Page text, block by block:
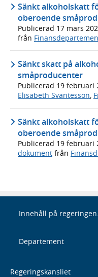
Sänkt alkoholskatt
oberoende
Publicerad 17 mars
från
Sänkt skatt på
småproducenter
Publicerad 19 februari
Elisabeth Svantesson,
Sänkt alkoholskatt
oberoende
Publicerad 19 februari
dokument från
Innehåll på
Departement
Regeringskansliet